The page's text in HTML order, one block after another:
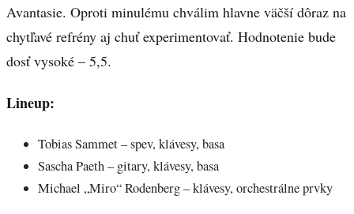
Avantasie. Oproti minulému chválim hlavne väčší dôraz na
chytľavé refrény aj chuť experimentovať. Hodnotenie bude
dosť vysoké – 5,5.
Lineup:
Tobias Sammet – spev, klávesy, basa
Sascha Paeth – gitary, klávesy, basa
Michael „Miro“ Rodenberg – klávesy, orchestrálne prvky